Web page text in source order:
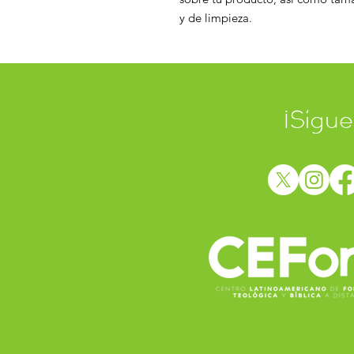
y de limpieza.